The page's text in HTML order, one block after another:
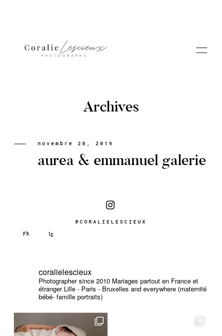
Portfolio
Archives
novembre 28, 2019
aurea & emmanuel galerie
@CORALIELESCIEUX
coralielescieux
Photographer since 2010 Mariages partout en France et
étranger Lille - Paris - Bruxelles and everywhere (maternité
bébé- famille portraits)